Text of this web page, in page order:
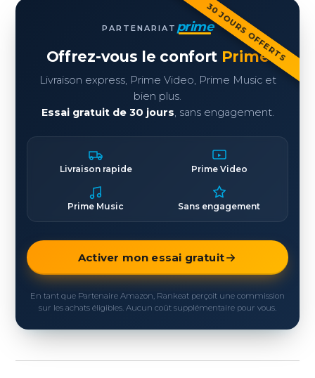
30 JOURS OFFERTS
PARTENARIAT prime
Offrez-vous le confort Prime
Livraison express, Prime Video, Prime Music et
bien plus.
Essai gratuit de 30 jours, sans engagement.
Livraison rapide Prime Video
Prime Music Sans engagement
Activer mon essai gratuit
En tant que Partenaire Amazon, Rankeat perçoit une commission
sur les achats éligibles. Aucun coût supplémentaire pour vous.